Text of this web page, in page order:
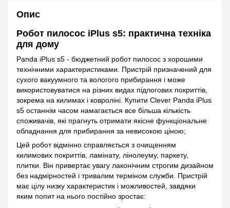
Опис
Робот пилосос iPlus s5: практична техніка
для дому
Panda iPlus s5 - бюджетний робот пилосос з хорошими
технічними характеристиками. Пристрій призначений для
сухого вакуумного та вологого прибирання і може
використовуватися на різних видах підлогових покриттів,
зокрема на килимах і ковроліні. Купити Clever Panda iPlus
s5 останнім часом намагається все більша кількість
споживачів, які прагнуть отримати якісне функціональне
обладнання для прибирання за невисокою ціною;
Цей робот відмінно справляється з очищенням
килимових покриттів, ламінату, лінолеуму, паркету,
плитки. Він привертає увагу лаконічним строгим дизайном
без надмірностей і тривалим терміном служби. Пристрій
має цілу низку характеристик і можливостей, завдяки
яким попит на нього постійно зростає: